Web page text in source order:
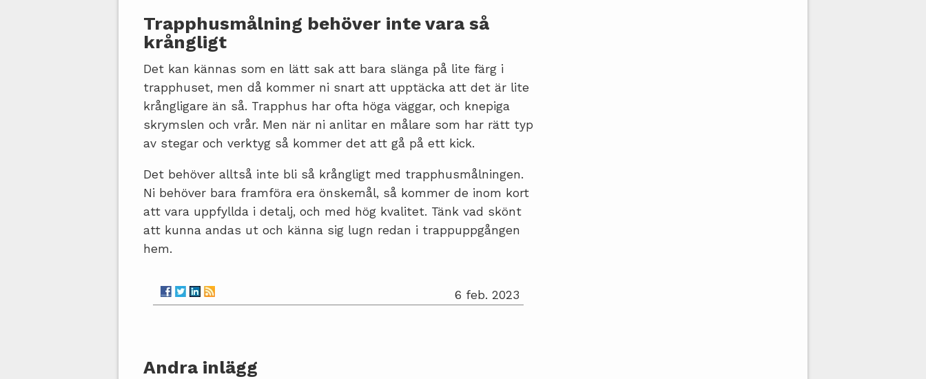
Trapphusmålning behöver inte vara så
krångligt
Det kan kännas som en lätt sak att bara slänga på lite färg i
trapphuset, men då kommer ni snart att upptäcka att det är lite
krångligare än så. Trapphus har ofta höga väggar, och knepiga
skrymslen och vrår. Men när ni anlitar en målare som har rätt typ
av stegar och verktyg så kommer det att gå på ett kick.
Det behöver alltså inte bli så krångligt med trapphusmålningen.
Ni behöver bara framföra era önskemål, så kommer de inom kort
att vara uppfyllda i detalj, och med hög kvalitet. Tänk vad skönt
att kunna andas ut och känna sig lugn redan i trappuppgången
hem.
6 feb. 2023
Andra inlägg